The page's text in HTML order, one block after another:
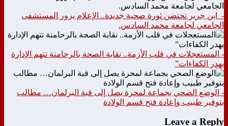
- ابن جرير تحتضن ثورة صحية جديدة.. الإعلام يزور المستشفى
الجامعي لجامعة محمد السادس.
- المستعجلات في قلب الأزمة.. نقابة الصحة بالرحامنة تتهم الإدارة
بهدر الكفاءات”
- الوضع الصحي بجماعة لمحرة يصل إلى قبة البرلمان… مطالب
بتوفير طبيب وإعادة فتح قسم الولادة
Leave a Reply